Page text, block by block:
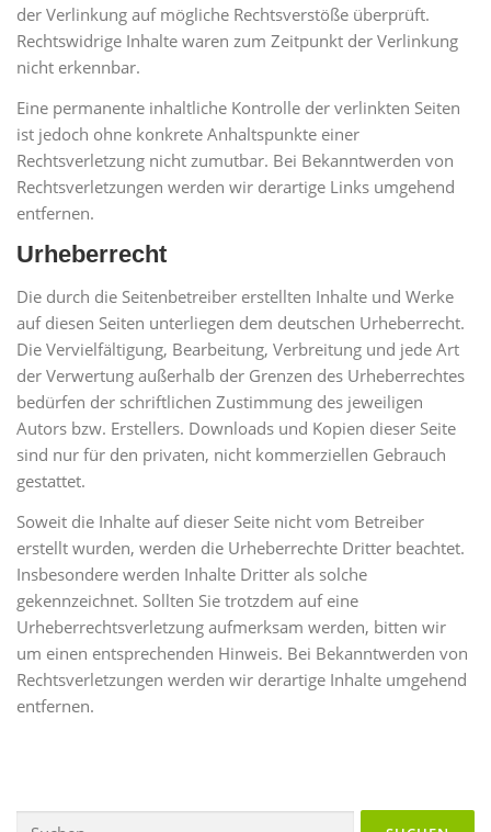
der Verlinkung auf mögliche Rechtsverstöße überprüft.
Rechtswidrige Inhalte waren zum Zeitpunkt der Verlinkung
nicht erkennbar.
Eine permanente inhaltliche Kontrolle der verlinkten Seiten
ist jedoch ohne konkrete Anhaltspunkte einer
Rechtsverletzung nicht zumutbar. Bei Bekanntwerden von
Rechtsverletzungen werden wir derartige Links umgehend
entfernen.
Urheberrecht
Die durch die Seitenbetreiber erstellten Inhalte und Werke
auf diesen Seiten unterliegen dem deutschen Urheberrecht.
Die Vervielfältigung, Bearbeitung, Verbreitung und jede Art
der Verwertung außerhalb der Grenzen des Urheberrechtes
bedürfen der schriftlichen Zustimmung des jeweiligen
Autors bzw. Erstellers. Downloads und Kopien dieser Seite
sind nur für den privaten, nicht kommerziellen Gebrauch
gestattet.
Soweit die Inhalte auf dieser Seite nicht vom Betreiber
erstellt wurden, werden die Urheberrechte Dritter beachtet.
Insbesondere werden Inhalte Dritter als solche
gekennzeichnet. Sollten Sie trotzdem auf eine
Urheberrechtsverletzung aufmerksam werden, bitten wir
um einen entsprechenden Hinweis. Bei Bekanntwerden von
Rechtsverletzungen werden wir derartige Inhalte umgehend
entfernen.